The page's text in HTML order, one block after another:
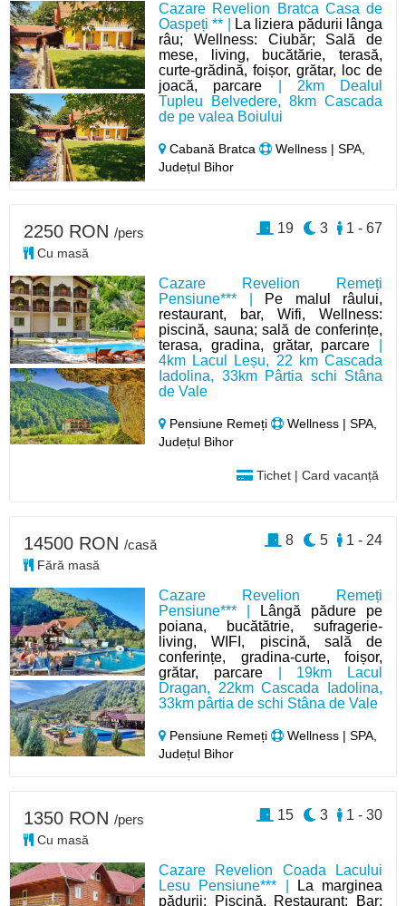
Cazare Revelion Bratca Casa de
Oaspeți ** |
La liziera pădurii lânga
râu; Wellness: Ciubăr; Sală de
mese, living, bucătărie, terasă,
curte-grădină, foișor, grătar, loc de
joacă, parcare | 2km Dealul
Tupleu Belvedere, 8km Cascada
de pe valea Boiului
Cabană Bratca
Wellness | SPA,
Județul Bihor
Cazare Revelion Remeți
Pensiune*** |
Pe malul râului,
restaurant, bar, Wifi, Wellness:
piscină, sauna; sală de conferințe,
terasa, gradina, grătar, parcare
4km Lacul Leșu, 22 km Cascada
Iadolina, 33km Pârtia schi Stâna
de Vale
Pensiune Remeți
Wellness | SPA,
Județul Bihor
Tichet | Card vacanță
2250 RON /pers
Cu masă
1 - 67
3
19
Cazare Revelion Remeți
Pensiune*** |
Lângă pădure pe
poiana, bucătătrie, sufragerie-
living, WIFI, piscină, sală de
conferințe, gradina-curte, foișor,
grătar, parcare| 19km Lacul
Dragan, 22km Cascada Iadolina,
33km pârtia de schi Stâna de Vale
Pensiune Remeți
Wellness | SPA,
Județul Bihor
14500 RON /casă
Fără masă
1 - 24
5
8
Cazare Revelion Coada Lacului
Lesu Pensiune*** |
La marginea
pădurii; Piscină, Restaurant; Bar;
1350 RON /pers
Cu masă
1 - 30
3
15